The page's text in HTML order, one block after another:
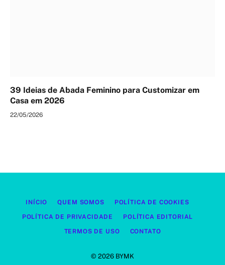
39 Ideias de Abada Feminino para Customizar em
Casa em 2026
22/05/2026
INÍCIO QUEM SOMOS POLÍTICA DE COOKIES
POLÍTICA DE PRIVACIDADE POLÍTICA EDITORIAL
TERMOS DE USO CONTATO
© 2026 BYMK